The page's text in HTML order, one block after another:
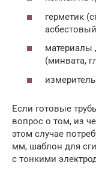
герметик
материалы
(минвата,
Если готовые
вопрос о том, из
этом случае
мм, шаблон для
с тонкими